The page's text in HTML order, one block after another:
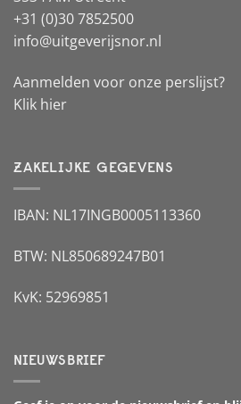
+31 (0)30 7852500
info@uitgeverijsnor.nl
Aanmelden voor onze perslijst?
Klik hier
ZAKELIJKE GEGEVENS
IBAN: NL17INGB0005113360
BTW: NL850689247B01
KvK: 52969851
NIEUWSBRIEF